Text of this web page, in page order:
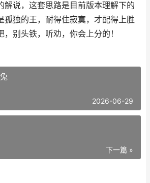
解说，这套思路是目前版本理解下的
孤独的王，耐得住寂寞，才配得上胜
别头铁，听劝，你会上分的！
2026-06-29
下一篇 »